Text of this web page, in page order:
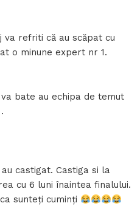
va refriti că au scăpat cu
o minune expert nr 1.
bate au echipa de temut
castigat. Castiga si la
cu 6 luni înaintea finalului.
sunteți cuminți